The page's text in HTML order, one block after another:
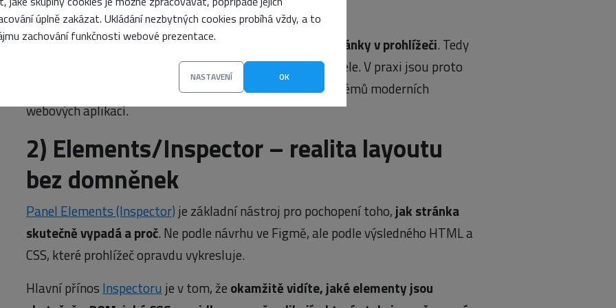
úplně zakázat. Ukládání nezbytných cookies probíhá vždy, a to
zachování funkčnosti webové prezentace.
NASTAVENÍ OK
kvality webu.
Zásadní je, že DevTools pracují nad
reálným chováním stránky vprohlížeči. Tedy
nad tím, co se skutečně stáhne, vykreslí a spustí u uživatele. V praxi jsou proto
hlavním nástrojem pro ověřování výkonu, stability i problémů moderních
webových aplikací.
2) Elements/Inspector – realita layoutu
bez domněnek
Panel Elements (Inspector) je základní nástroj pro pochopení toho, jak stránka
skutečně vypadá a proč. Ne podle návrhu ve Figmě, ale podle výsledného HTML a
CSS, které prohlížeč opravdu vykresluje.
Hlavní přínos Inspectoru je v tom, že okamžitě vidíte, jaké elementy jsou